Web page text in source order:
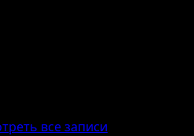
все записи